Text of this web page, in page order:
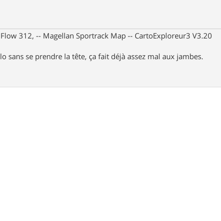
312, -- Magellan Sportrack Map -- CartoExploreur3 V3.20
sans se prendre la tête, ça fait déjà assez mal aux jambes.